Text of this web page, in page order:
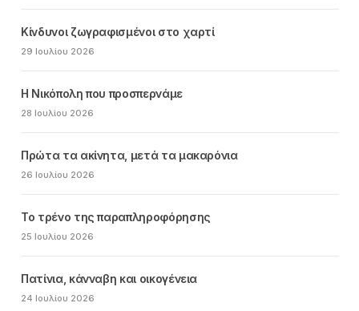
Κίνδυνοι ζωγραφισμένοι στο χαρτί
29 Ιουλίου 2026
Η Νικόπολη που προσπερνάμε
28 Ιουλίου 2026
Πρώτα τα ακίνητα, μετά τα μακαρόνια
26 Ιουλίου 2026
Το τρένο της παραπληροφόρησης
25 Ιουλίου 2026
Πατίνια, κάνναβη και οικογένεια
24 Ιουλίου 2026